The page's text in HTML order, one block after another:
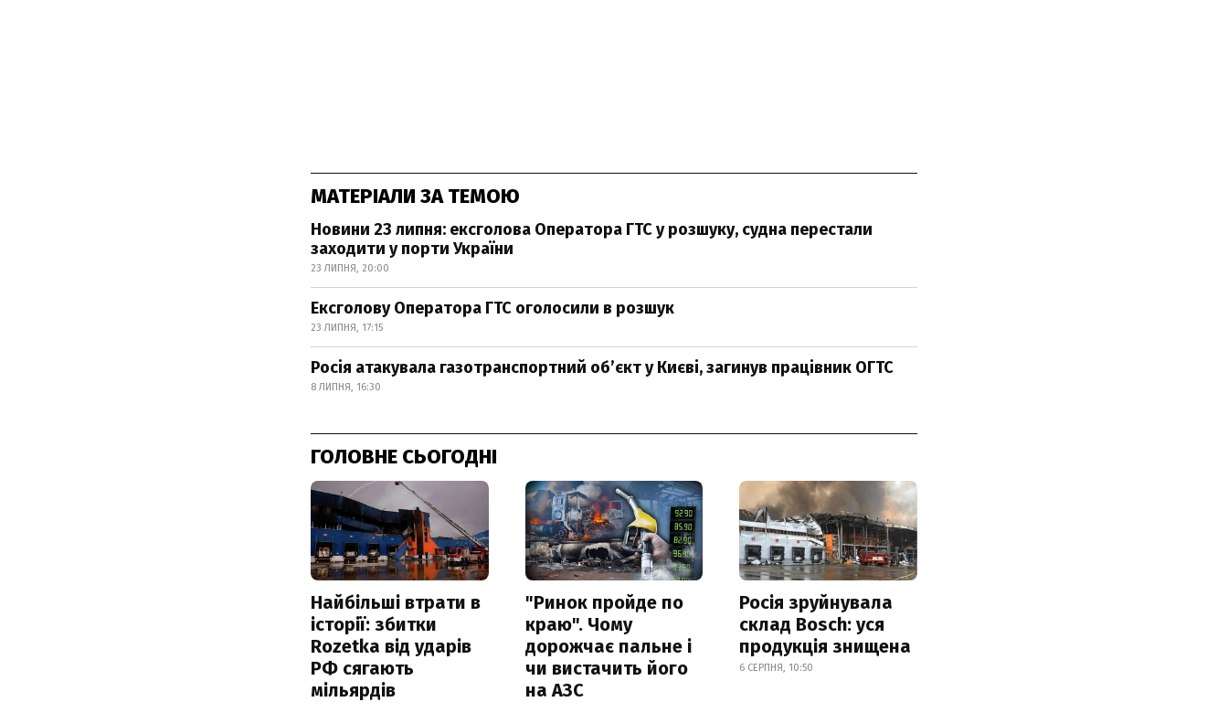
МАТЕРІАЛИ ЗА ТЕМОЮ
Новини 23 липня: ексголова Оператора ГТС у розшуку, судна перестали
заходити у порти України
23 ЛИПНЯ, 20:00
Ексголову Оператора ГТС оголосили в розшук
23 ЛИПНЯ, 17:15
Росія атакувала газотранспортний об’єкт у Києві, загинув працівник ОГТС
8 ЛИПНЯ, 16:30
ГОЛОВНЕ СЬОГОДНІ
Найбільші втрати в
історії: збитки
Rozetka від ударів
РФ сягають
мільярдів
"Ринок пройде по
краю". Чому
дорожчає пальне і
чи вистачить його
на АЗС
Росія зруйнувала
склад Bosch: уся
продукція знищена
6 СЕРПНЯ, 10:50